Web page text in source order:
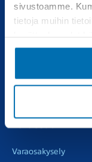
sivustoamme.
tietoja muihin
Automyynti
Varaosakysely